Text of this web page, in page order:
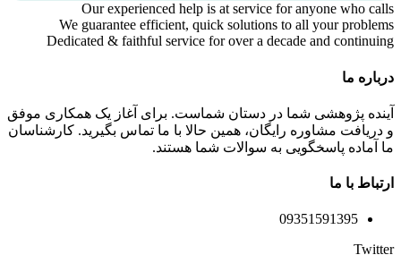
Our experienced help is at service for anyone who calls
We guarantee efficient, quick solutions to all your problems
Dedicated & faithful service for over a decade and continuing
درباره ما
آینده پژوهشی شما در دستان شماست. برای آغاز یک همکاری موفق
و دریافت مشاوره رایگان، همین حالا با ما تماس بگیرید. کارشناسان
ما آماده پاسخگویی به سوالات شما هستند.
ارتباط با ما
09351591395
Twitter